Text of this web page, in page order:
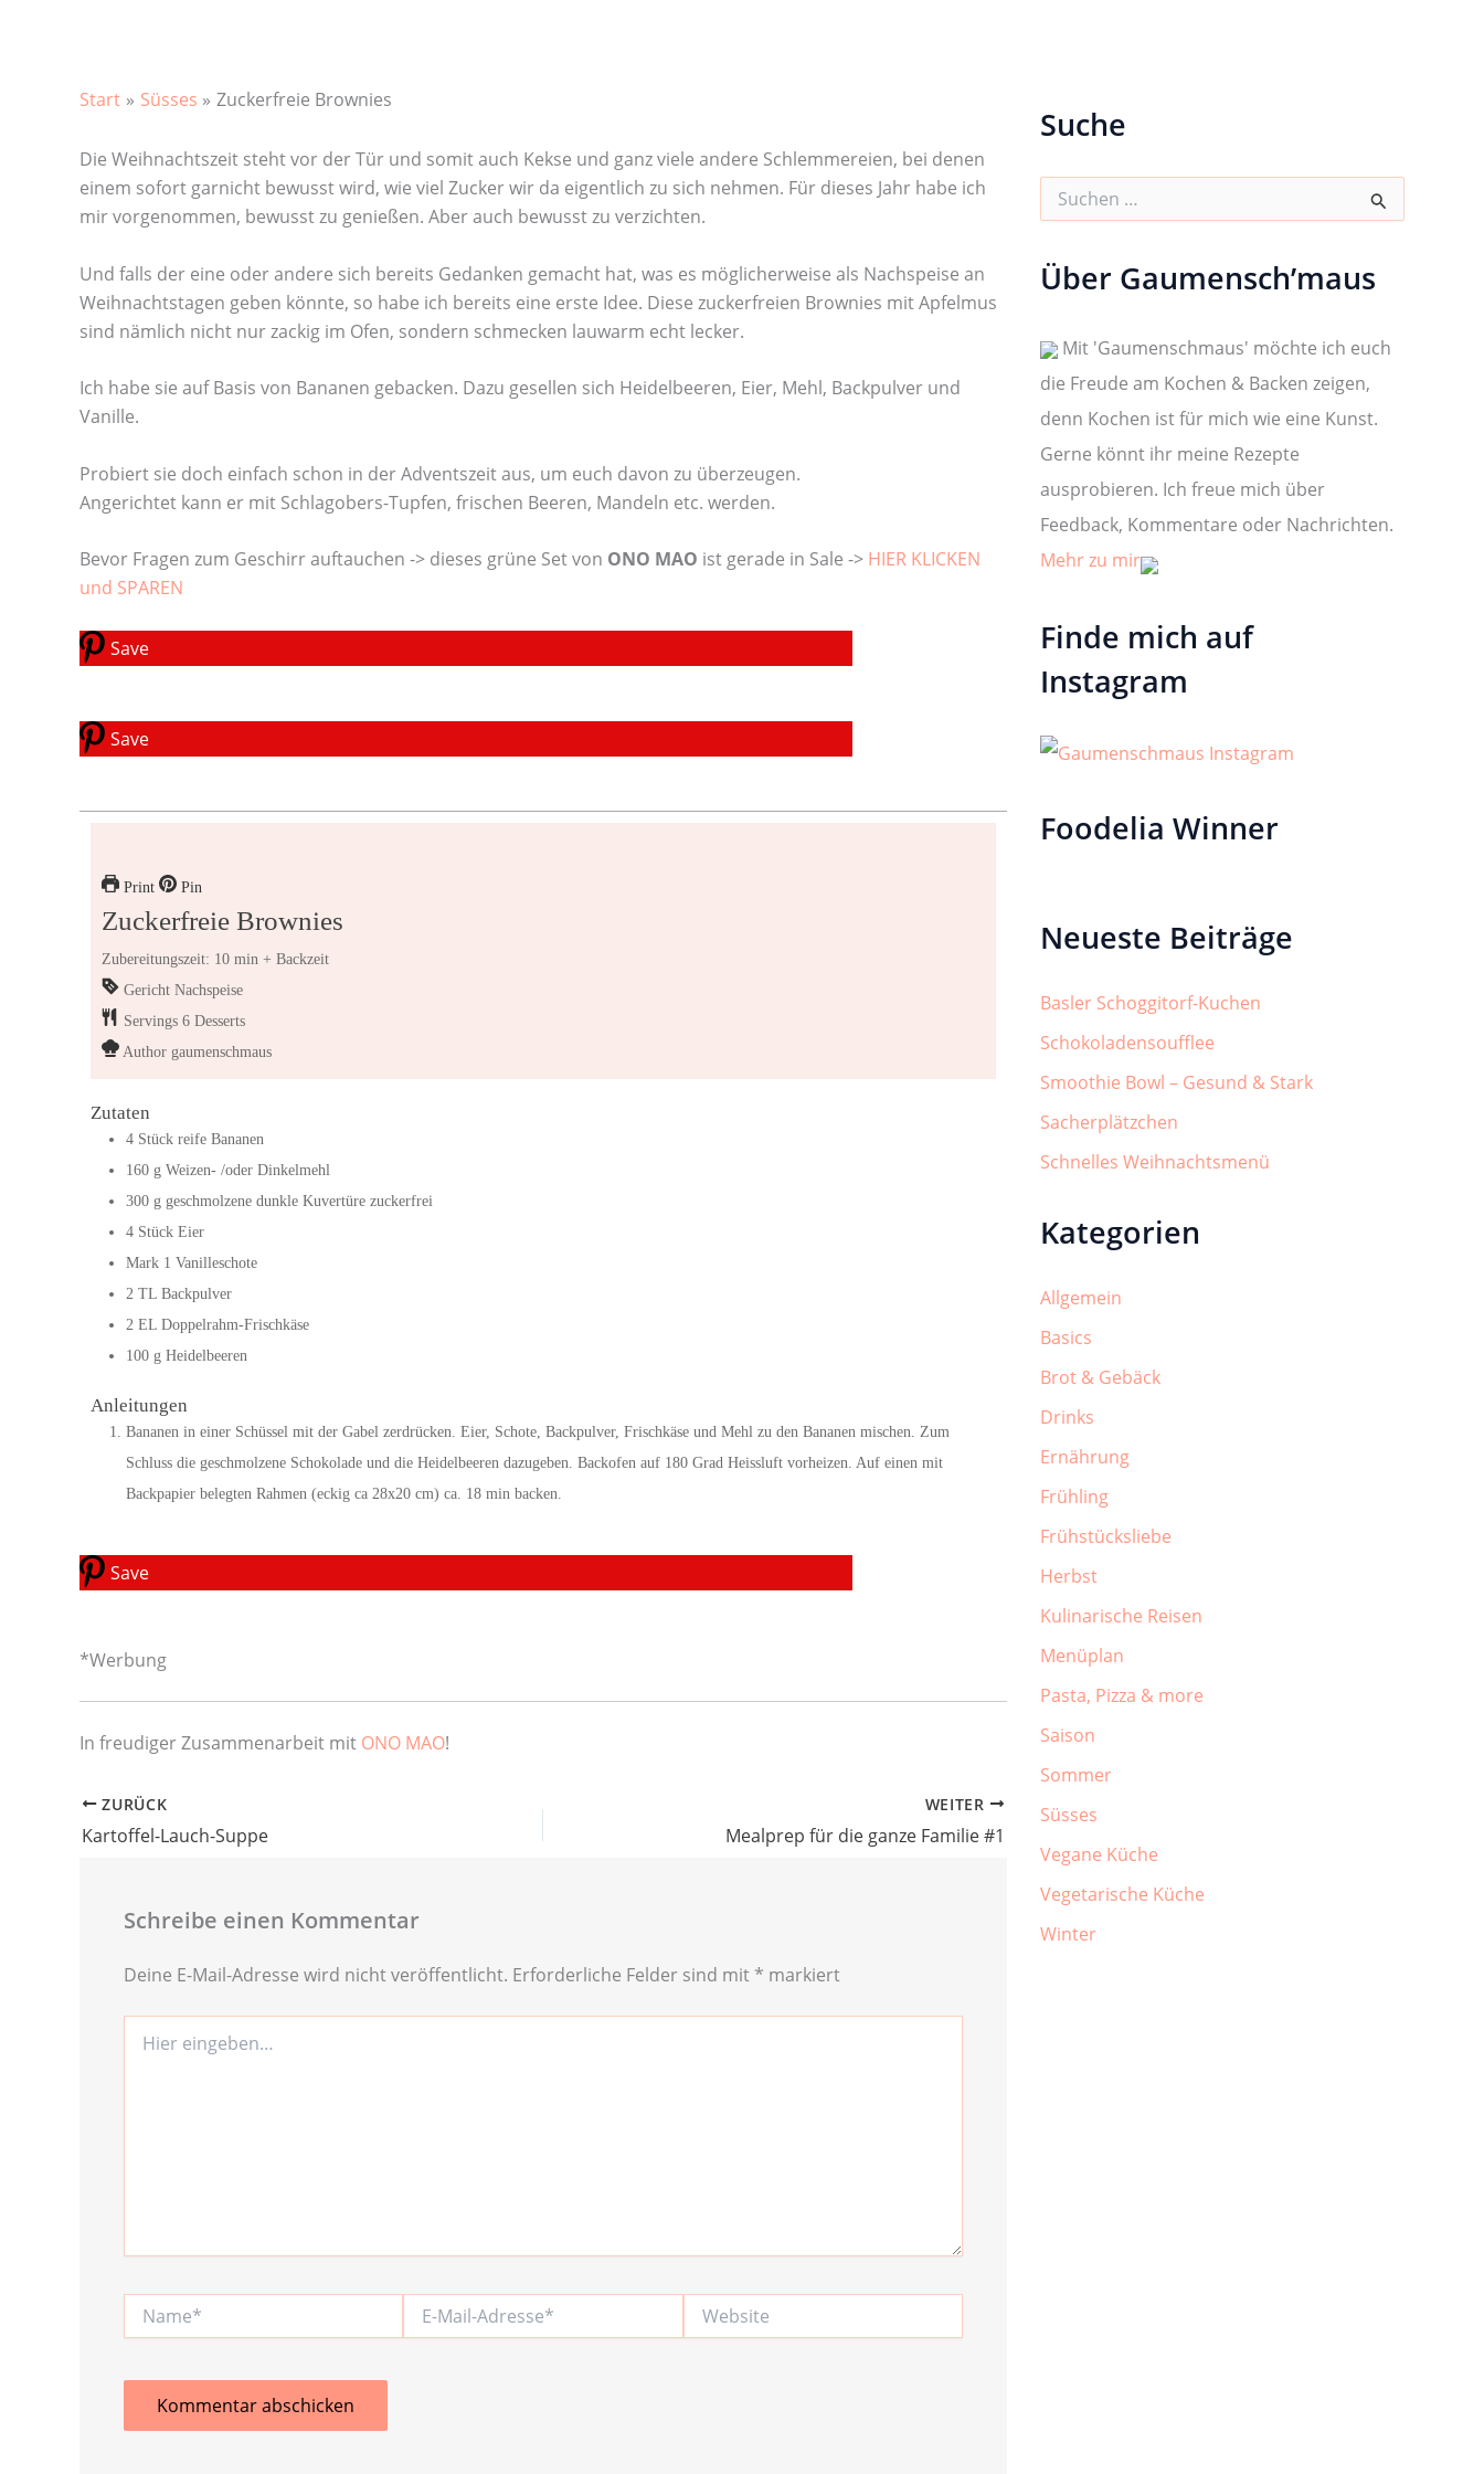
Start Süsses Zuckerfreie Brownies
Die Weihnachtszeit steht vor der Tür und somit auch Kekse und ganz viele andere Schlemmereien, bei denen
einem sofort garnicht bewusst wird, wie viel Zucker wir da eigentlich zu sich nehmen. Für dieses Jahr habe ich
mir vorgenommen, bewusst zu genießen. Aber auch bewusst zu verzichten.
Und falls der eine oder andere sich bereits Gedanken gemacht hat, was es möglicherweise als Nachspeise an
Weihnachtstagen geben könnte, so habe ich bereits eine erste Idee. Diese zuckerfreien Brownies mit Apfelmus
sind nämlich nicht nur zackig im Ofen, sondern schmecken lauwarm echt lecker.
Ich habe sie auf Basis von Bananen gebacken. Dazu gesellen sich Heidelbeeren, Eier, Mehl, Backpulver und
Vanille.
Probiert sie doch einfach schon in der Adventszeit aus, um euch davon zu überzeugen.
Angerichtet kann er mit Schlagobers-Tupfen, frischen Beeren, Mandeln etc. werden.
Bevor Fragen zum Geschirr auftauchen -> dieses grüne Set von ONO MAO ist gerade in Sale -> HIER KLICKEN
und SPAREN
Save
Save
Print Pin
Zuckerfreie Brownies
Zubereitungszeit: 10 min + Backzeit
Gericht Nachspeise
Servings 6 Desserts
Author gaumenschmaus
Zutaten
4 Stück reife Bananen
160 g Weizen- /oder Dinkelmehl
300 g geschmolzene dunkle Kuvertüre zuckerfrei
4 Stück Eier
Mark 1 Vanilleschote
2 TL Backpulver
2 EL Doppelrahm-Frischkäse
100 g Heidelbeeren
Anleitungen
Bananen in einer Schüssel mit der Gabel zerdrücken. Eier, Schote, Backpulver, Frischkäse und Mehl zu den Bananen mischen. Zum
Schluss die geschmolzene Schokolade und die Heidelbeeren dazugeben. Backofen auf 180 Grad Heissluft vorheizen. Auf einen mit
Backpapier belegten Rahmen (eckig ca 28x20 cm) ca. 18 min backen.
Save
*Werbung
In freudiger Zusammenarbeit mit ONO MAO!
ZURÜCK
Kartoffel-Lauch-Suppe
WEITER
Mealprep für die ganze Familie #1
Schreibe einen Kommentar
Deine E-Mail-Adresse wird nicht veröffentlicht. Erforderliche Felder sind mit * markiert
eingeben…
Mail-
Website
Suche
e
a
c
h
Über Gaumensch’maus
Mit 'Gaumenschmaus' möchte ich euch
die Freude am Kochen & Backen zeigen,
denn Kochen ist für mich wie eine Kunst.
Gerne könnt ihr meine Rezepte
ausprobieren. Ich freue mich über
Feedback, Kommentare oder Nachrichten.
Mehr zu mir
Finde mich auf
Instagram
Foodelia Winner
Neueste Beiträge
Basler Schoggitorf-Kuchen
Schokoladensoufflee
Smoothie Bowl – Gesund & Stark
Sacherplätzchen
Schnelles Weihnachtsmenü
Kategorien
Allgemein
Basics
Brot & Gebäck
Drinks
Ernährung
Frühling
Frühstücksliebe
Herbst
Kulinarische Reisen
Menüplan
Pasta, Pizza & more
Saison
Sommer
Süsses
Vegane Küche
Vegetarische Küche
Winter